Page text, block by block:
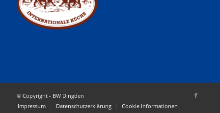
© Copyright - BW Dingden
Impressum
Datenschutzerklärung Cookie Informationen